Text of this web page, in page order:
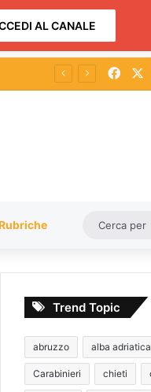
AL CANALE
Trend Topic
abruzzo alba adriatica
Carabinieri chieti